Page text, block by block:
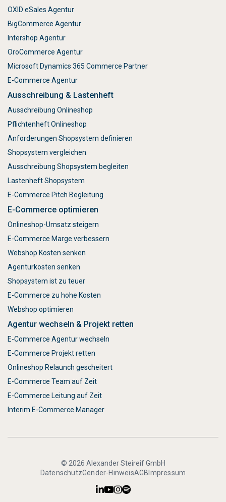
OXID eSales Agentur
BigCommerce Agentur
Intershop Agentur
OroCommerce Agentur
Microsoft Dynamics 365 Commerce Partner
E-Commerce Agentur
Ausschreibung & Lastenheft
Ausschreibung Onlineshop
Pflichtenheft Onlineshop
Anforderungen Shopsystem definieren
Shopsystem vergleichen
Ausschreibung Shopsystem begleiten
Lastenheft Shopsystem
E-Commerce Pitch Begleitung
E-Commerce optimieren
Onlineshop-Umsatz steigern
E-Commerce Marge verbessern
Webshop Kosten senken
Agenturkosten senken
Shopsystem ist zu teuer
E-Commerce zu hohe Kosten
Webshop optimieren
Agentur wechseln & Projekt retten
E-Commerce Agentur wechseln
E-Commerce Projekt retten
Onlineshop Relaunch gescheitert
E-Commerce Team auf Zeit
E-Commerce Leitung auf Zeit
Interim E-Commerce Manager
© 2026 Alexander Steireif GmbH
DatenschutzGender-HinweisAGB Impressum
